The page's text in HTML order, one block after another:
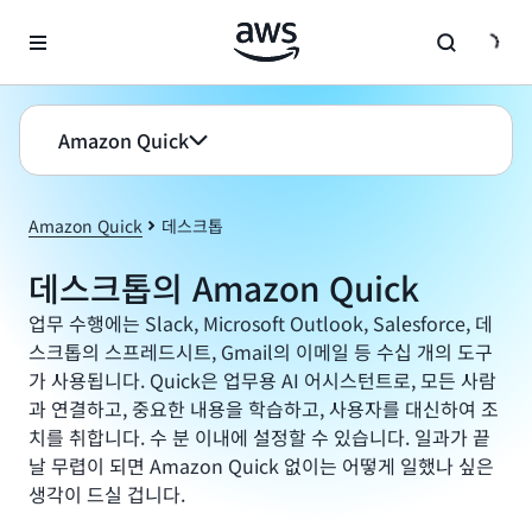
Amazon Quick
Amazon Quick 데스크톱
데스크톱의 Amazon Quick
업무 수행에는 Slack, Microsoft Outlook, Salesforce, 데
스크톱의 스프레드시트, Gmail의 이메일 등 수십 개의 도구
가 사용됩니다. Quick은 업무용 AI 어시스턴트로, 모든 사람
과 연결하고, 중요한 내용을 학습하고, 사용자를 대신하여 조
치를 취합니다. 수 분 이내에 설정할 수 있습니다. 일과가 끝
날 무렵이 되면 Amazon Quick 없이는 어떻게 일했나 싶은
생각이 드실 겁니다.